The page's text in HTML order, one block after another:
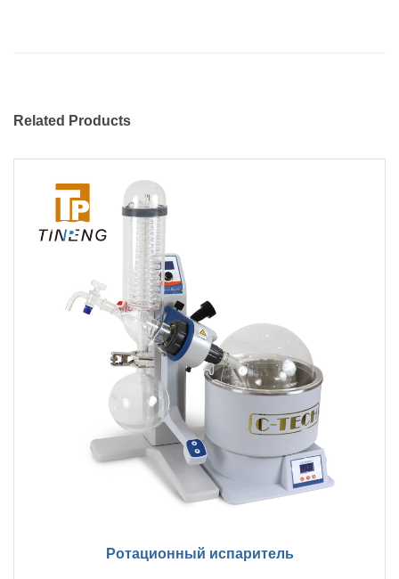
Related Products
Ротационный испаритель